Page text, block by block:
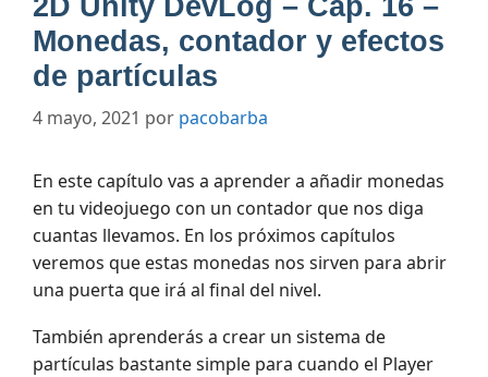
2D Unity DevLog – Cap. 16 –
Monedas, contador y efectos
de partículas
4 mayo, 2021 por pacobarba
En este capítulo vas a aprender a añadir monedas
en tu videojuego con un contador que nos diga
cuantas llevamos. En los próximos capítulos
veremos que estas monedas nos sirven para abrir
una puerta que irá al final del nivel.
También aprenderás a crear un sistema de
partículas bastante simple para cuando el Player